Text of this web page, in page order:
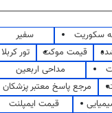
سکوریت
سفیر
قیمت موکت
تور کربلا
مداحی اربعین
مرجع پاسخ معتبر پزشکان
قیمت ایمپلنت